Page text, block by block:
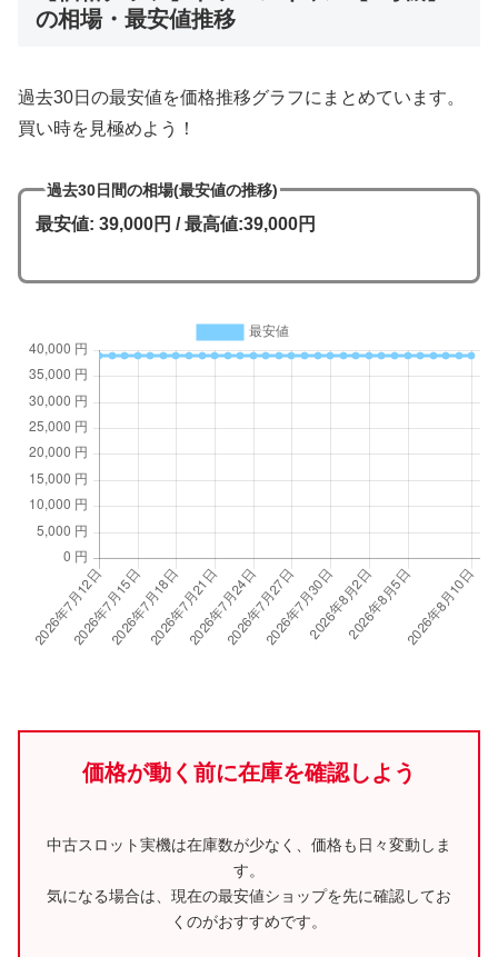
の相場・最安値推移
過去30日の最安値を価格推移グラフにまとめています。
買い時を見極めよう！
過去30日間の相場(最安値の推移)
最安値: 39,000円 / 最高値:39,000円
価格が動く前に在庫を確認しよう
中古スロット実機は在庫数が少なく、価格も日々変動しま
す。
気になる場合は、現在の最安値ショップを先に確認してお
くのがおすすめです。